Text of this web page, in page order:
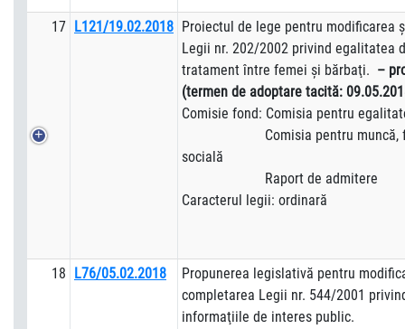
17 L121/19.02.2018 Proiectul de lege pentru modificarea
Legii nr. 202/2002 privind egalitatea
tratament între femei şi bărbaţi. –
(termen de adoptare tacită:
Comisie fond: Comisia pentru
Comisia pentru muncă,
socială
Raport de admitere
Caracterul legii: ordinară
18 L76/05.02.2018
Propunerea legislativă pentru
completarea Legii nr. 544/2001
informaţiile de interes public.